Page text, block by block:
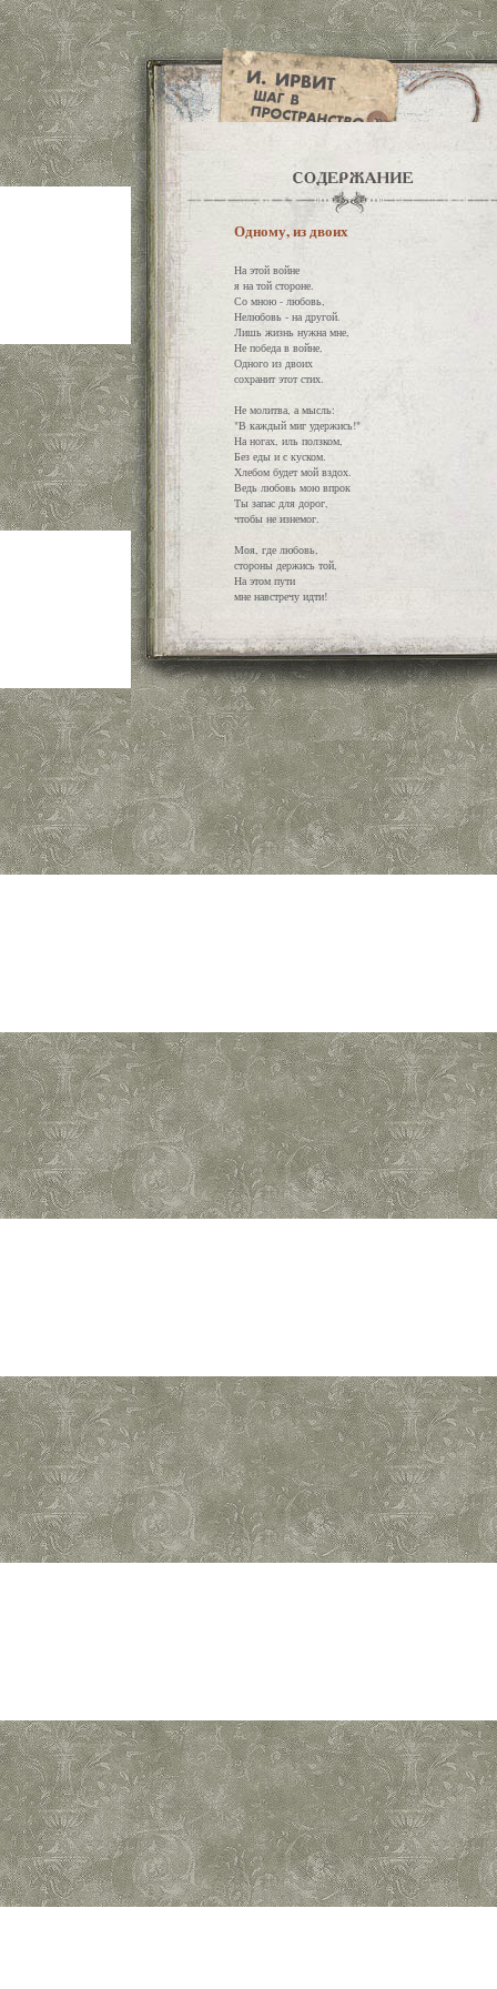
Одному, из двоих
На этой войне
я на той стороне.
Со мною - любовь,
Нелюбовь - на другой.
Лишь жизнь нужна мне,
Не победа в войне,
Одного из двоих
сохранит этот стих.
Не молитва, а мысль:
"В каждый миг удержись!"
На ногах, иль ползком,
Без еды и с куском.
Хлебом будет мой вздох.
Ведь любовь мою впрок
Ты запас для дорог,
чтобы не изнемог.
Моя, где любовь,
стороны держись той,
На этом пути
мне навстречу идти!